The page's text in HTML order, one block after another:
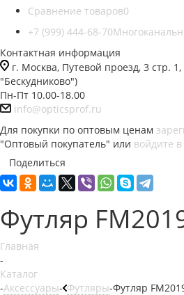
Сравнение товаров0
+7 (999) 444-68-70
Контактная информация
г. Москва, Путевой проезд, 3 стр.
"Бескудниково")
Пн-Пт 10.00-18.00
info@opticsprof.ru
Для покупки по оптовым ценам
"Оптовый покупатель" или войдите в
Поделиться
Футляр
Главная
-
Каталог
-Аксессуары- Футляры-Футляр